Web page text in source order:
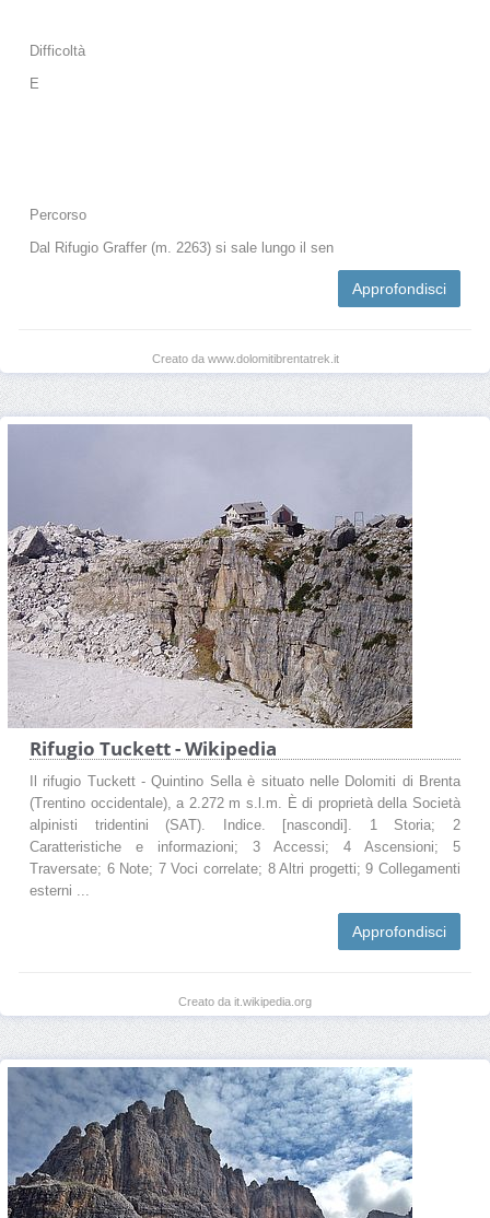
Difficoltà
E
Percorso
Dal Rifugio Graffer (m. 2263) si sale lungo il sen
Approfondisci
Creato da www.dolomitibrentatrek.it
Rifugio Tuckett - Wikipedia
Il rifugio Tuckett - Quintino Sella è situato nelle Dolomiti di Brenta
(Trentino occidentale), a 2.272 m s.l.m. È di proprietà della Società
alpinisti tridentini (SAT). Indice. [nascondi]. 1 Storia; 2
Caratteristiche e informazioni; 3 Accessi; 4 Ascensioni; 5
Traversate; 6 Note; 7 Voci correlate; 8 Altri progetti; 9 Collegamenti
esterni ...
Approfondisci
Creato da it.wikipedia.org